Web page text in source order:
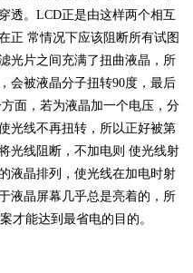
透。 LCD正是由这样两个相互
正 常情况下应该阻断所有试图
光片之间充满了扭曲液晶，所
会被液晶分子扭转90度，最后
面，若为液晶加一个电压，分
光线不再扭转，所以正好被第
光线阻断，不加电则 使光线射
液晶排列，使光线在加电时射
液晶屏幕几乎总是亮着的，所
才能达到最省电的目的。